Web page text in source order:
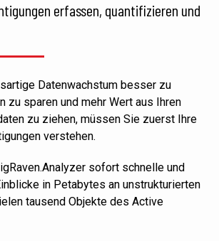
erfassen, quantifizieren und
Datenwachstum besser zu
zu sparen und mehr Wert aus Ihren
zu ziehen, müssen Sie zuerst Ihre
verstehen.
sofort schnelle und
in Petabytes an unstrukturierten
tausend Objekte des Active